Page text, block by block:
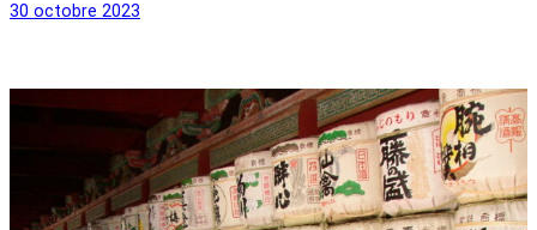
30 octobre 2023